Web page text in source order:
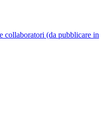
collaboratori (da pubblicare in